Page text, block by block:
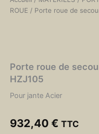
ROUE / Porte roue de
Porte roue de
HZJ105
Pour jante Acier
932,40 € TTC